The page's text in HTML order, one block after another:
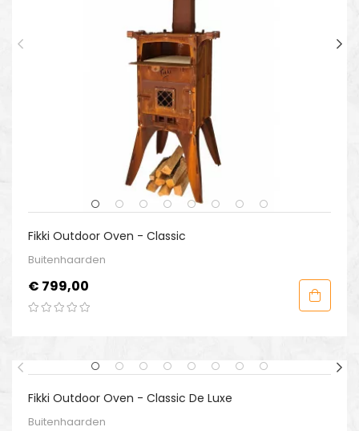
Fikki Outdoor Oven - Classic
Buitenhaarden
Prijs
€ 799,00
Fikki Outdoor Oven - Classic De Luxe
Buitenhaarden